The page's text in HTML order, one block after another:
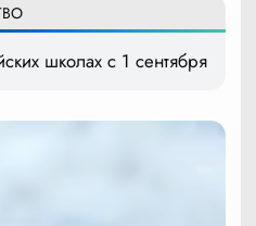
школах с 1 сентября